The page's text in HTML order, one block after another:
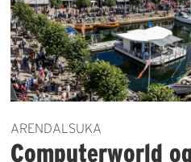
ARENDALSUKA
Computerworld